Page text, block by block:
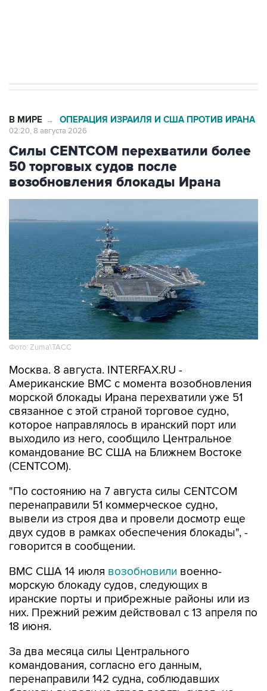
В МИРЕ → ОПЕРАЦИЯ ИЗРАИЛЯ И США ПРОТИВ ИРАНА
02:20, 8 августа 2026
Силы CENTCOM перехватили более
50 торговых судов после
возобновления блокады Ирана
Фото: Zuma\ТАСС
Москва. 8 августа. INTERFAX.RU -
Американские ВМС с момента возобновления
морской блокады Ирана перехватили уже 51
связанное с этой страной торговое судно,
которое направлялось в иранский порт или
выходило из него, сообщило Центральное
командование ВС США на Ближнем Востоке
(CENTCOM).
"По состоянию на 7 августа силы CENTCOM
перенаправили 51 коммерческое судно,
вывели из строя два и провели досмотр еще
двух судов в рамках обеспечения блокады", -
говорится в сообщении.
ВМС США 14 июля возобновили военно-
морскую блокаду судов, следующих в
иранские порты и прибрежные районы или из
них. Прежний режим действовал с 13 апреля по
18 июня.
За два месяца силы Центрального
командования, согласно его данным,
перенаправили 142 судна, соблюдавших